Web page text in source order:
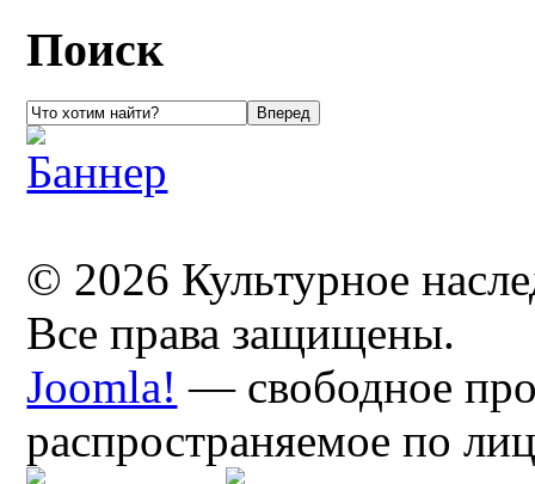
Поиск
© 2026 Культурное
Все права защищены.
Joomla! — свободное
распространяемое по